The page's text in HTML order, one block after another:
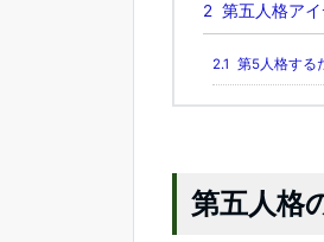
2 第五人格ア
2.1 第5人格する
第五人格